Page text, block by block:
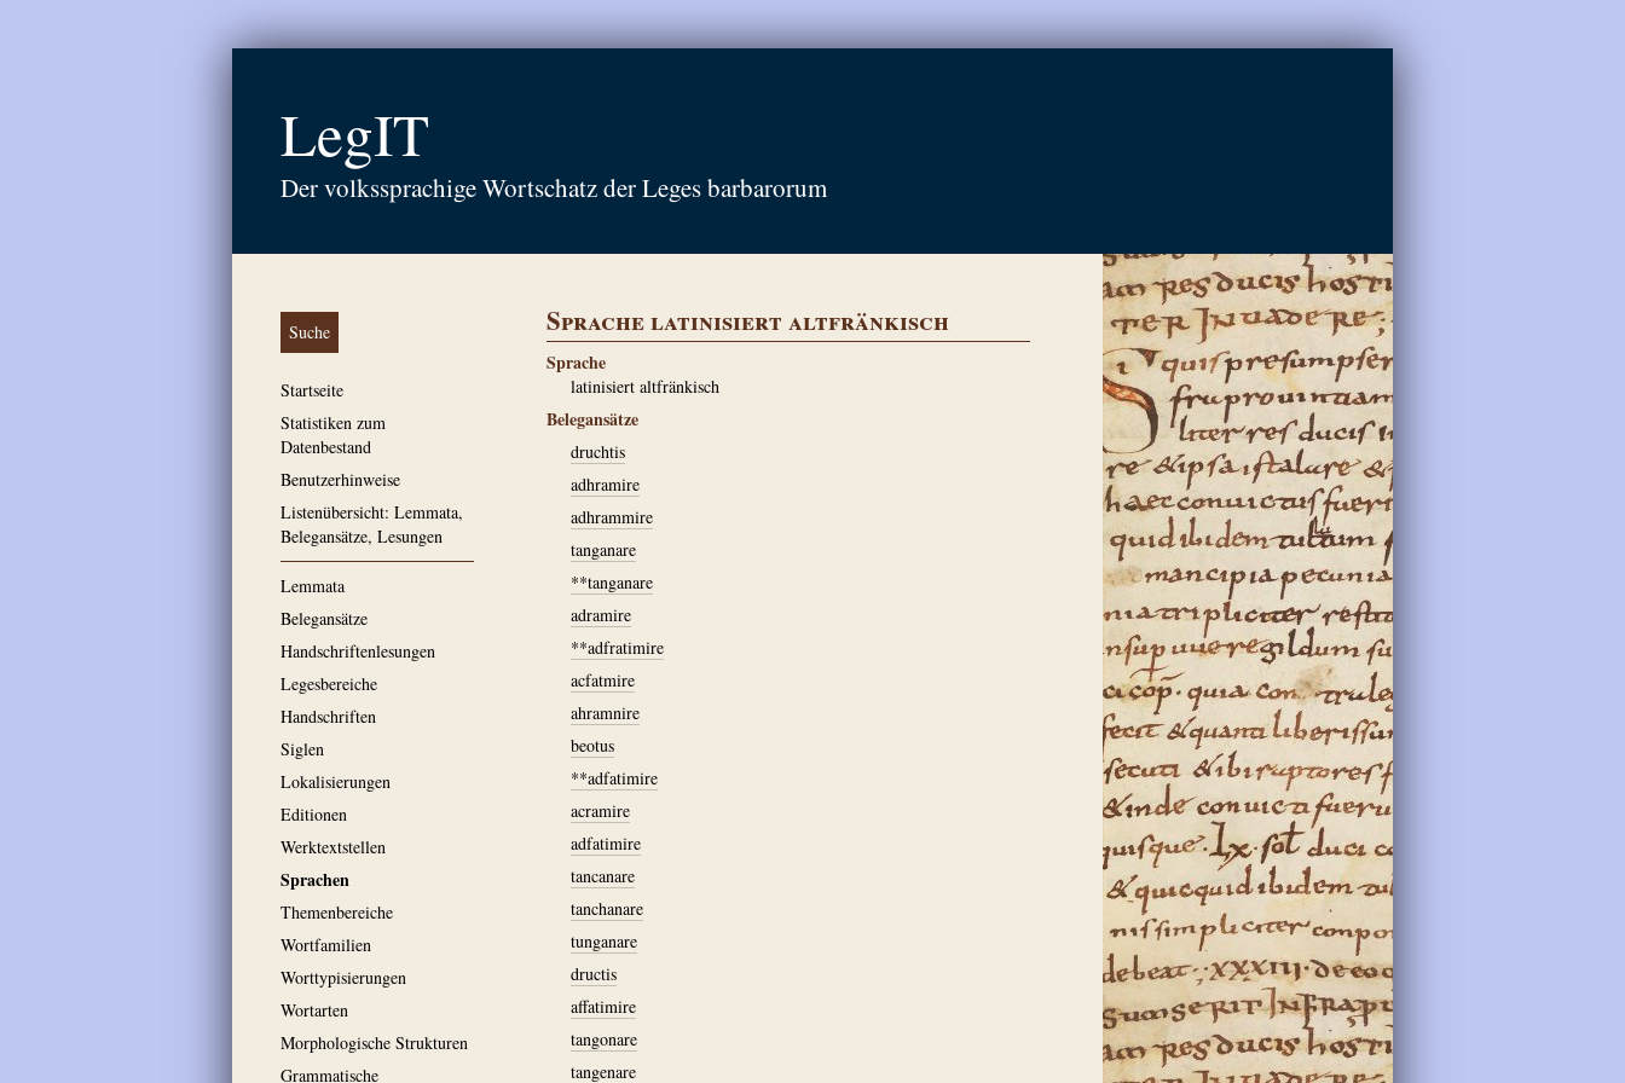
LegIT
Der volkssprachige Wortschatz der Leges barbarorum
Suche
Startseite
Statistiken zum
Datenbestand
Benutzerhinweise
Listenübersicht: Lemmata,
Belegansätze, Lesungen
Lemmata
Belegansätze
Handschriftenlesungen
Legesbereiche
Handschriften
Siglen
Lokalisierungen
Editionen
Werktextstellen
Sprachen
Themenbereiche
Wortfamilien
Worttypisierungen
Wortarten
Morphologische Strukturen
Grammatische
Sprache latinisiert altfränkisch
Sprache
latinisiert altfränkisch
Belegansätze
druchtis
adhramire
adhrammire
tanganare
**tanganare
adramire
**adfratimire
acfatmire
ahramnire
beotus
**adfatimire
acramire
adfatimire
tancanare
tanchanare
tunganare
dructis
affatimire
tangonare
tangenare